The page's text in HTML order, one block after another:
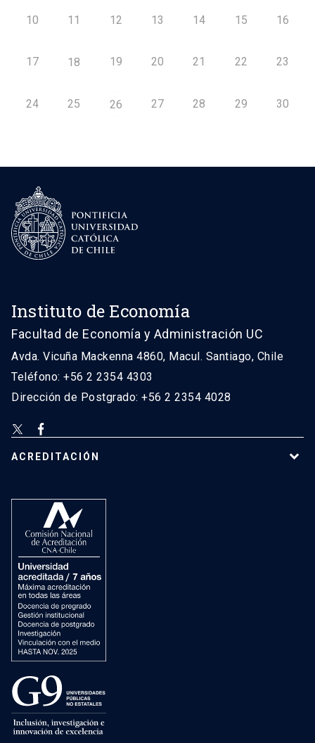
10 11 12 13 14 15 16
17 18 19 20 21 22 23
24 25 26 27 28 29 30
Instituto de Economía
Facultad de Economía y Administración UC
Avda. Vicuña Mackenna 4860, Macul. Santiago, Chile
Teléfono: +56 2 2354 4303
Dirección de Postgrado: +56 2 2354 4028
ACREDITACIÓN